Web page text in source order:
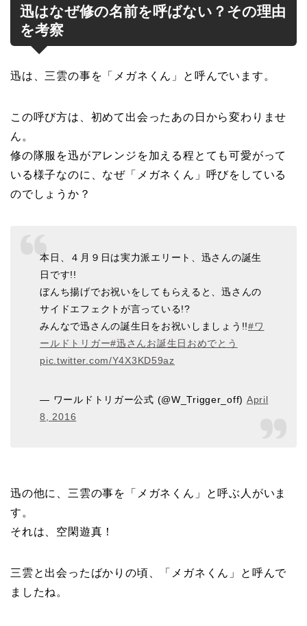
迅はなぜ修の名前を呼ばない？その理由
を考察
迅は、三雲の事を「メガネくん」と呼んでいます。
この呼び方は、初めて出会ったあの日から変わりませ
ん。
修の隊服を迅がアレンジを加える程とても可愛がって
いる様子なのに、なぜ「メガネくん」呼びをしている
のでしょうか？
本日、４月９日は実力派エリート、迅さんの誕生
日です!!
ぼんち揚げでお祝いをしてもらえると、迅さんの
サイドエフェクトが言っている!?
みんなで迅さんの誕生日をお祝いしましょう!!#ワ
ールドトリガー#迅さんお誕生日おめでとう
pic.twitter.com/Y4X3KD59az
— ワールドトリガー公式 (@W_Trigger_off) April
8, 2016
迅の他に、三雲の事を「メガネくん」と呼ぶ人がいま
す。
それは、空閑遊真！
三雲と出会ったばかりの頃、「メガネくん」と呼んで
ましたね。